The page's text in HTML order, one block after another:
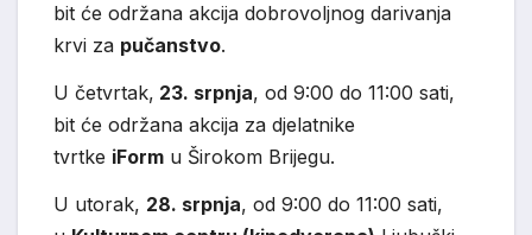
bit će održana akcija dobrovoljnog darivanja
krvi za pučanstvo.
U četvrtak, 23. srpnja, od 9:00 do 11:00 sati,
bit će održana akcija za djelatnike
tvrtke iForm u Širokom Brijegu.
U utorak, 28. srpnja, od 9:00 do 11:00 sati,